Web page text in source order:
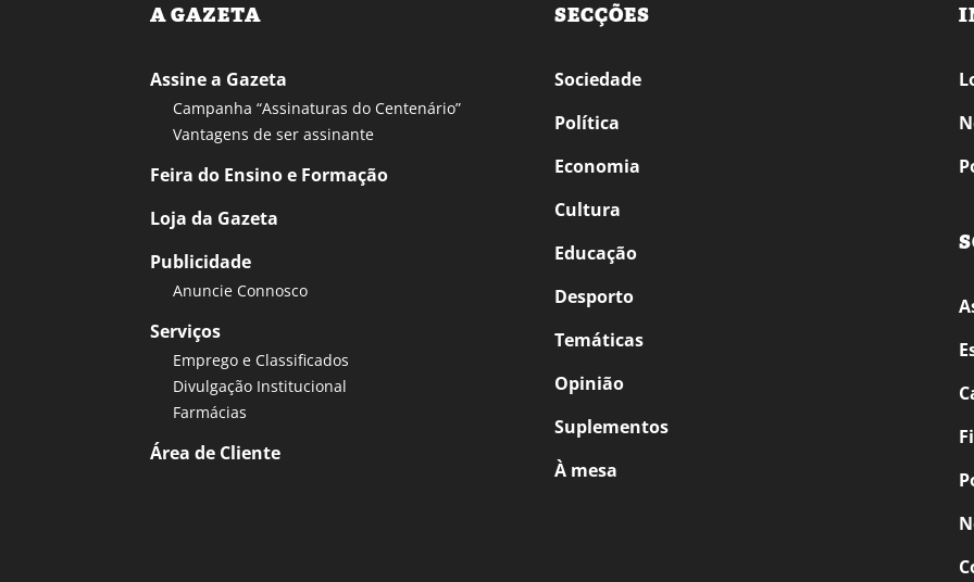
A GAZETA
Assine a Gazeta
Campanha “Assinaturas do Centenário”
Vantagens de ser assinante
Feira do Ensino e Formação
Loja da Gazeta
Publicidade
Anuncie Connosco
Serviços
Emprego e Classificados
Divulgação Institucional
Farmácias
Área de Cliente
SECÇÕES
Sociedade
Política
Economia
Cultura
Educação
Desporto
Temáticas
Opinião
Suplementos
À mesa